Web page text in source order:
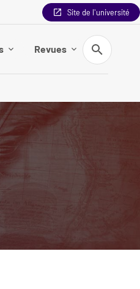
Site de l'université
Revues
Recherche